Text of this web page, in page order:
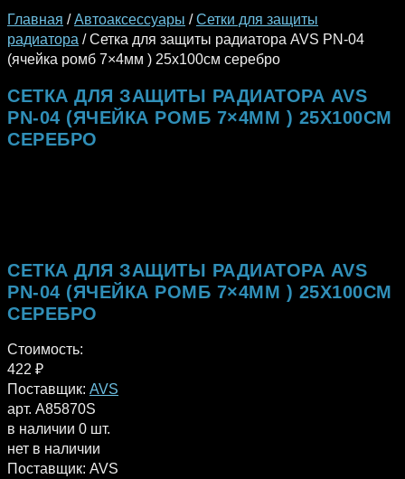
Главная /Автоаксессуары /Сетки для защиты
радиатора / Сетка для защиты радиатора AVS PN-04
(ячейка ромб 7×4мм ) 25х100см серебро
СЕТКА ДЛЯ ЗАЩИТЫ РАДИАТОРА AVS
PN-04 (ЯЧЕЙКА РОМБ 7×4ММ ) 25Х100СМ
СЕРЕБРО
СЕТКА ДЛЯ ЗАЩИТЫ РАДИАТОРА AVS
PN-04 (ЯЧЕЙКА РОМБ 7×4ММ ) 25Х100СМ
СЕРЕБРО
Стоимость:
422 ₽
Поставщик: AVS
арт. A85870S
в наличии 0 шт.
нет в наличии
Поставщик: AVS